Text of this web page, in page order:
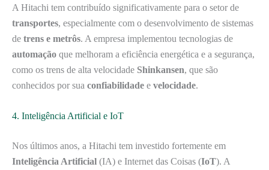
A Hitachi tem contribuído significativamente para o setor de
transportes, especialmente com o desenvolvimento de sistemas
de trens e metrôs. A empresa implementou tecnologias de
automação que melhoram a eficiência energética e a segurança,
como os trens de alta velocidade Shinkansen, que são
conhecidos por sua confiabilidade e velocidade.
4. Inteligência Artificial e IoT
Nos últimos anos, a Hitachi tem investido fortemente em
Inteligência Artificial (IA) e Internet das Coisas (IoT). A